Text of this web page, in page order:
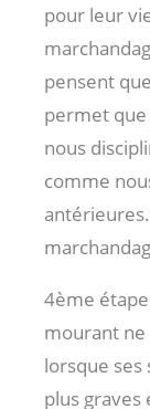
pour leur
pensent
permet
nous
comme
4ème étape
mourant ne
lorsque
plus graves